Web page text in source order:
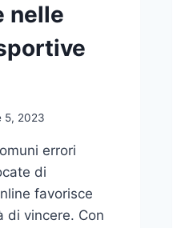
nelle
5, 2023
errori
di
favorisce
di vincere. Con